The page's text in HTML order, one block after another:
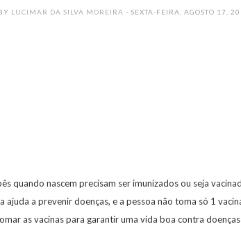
LUCIMAR DA SILVA MOREIRA - SEXTA-FEIRA, AGOSTO 17,
quando nascem precisam ser imunizados ou seja
ajuda a prevenir doenças, e a pessoa não toma só 1
as vacinas para garantir uma vida boa contra